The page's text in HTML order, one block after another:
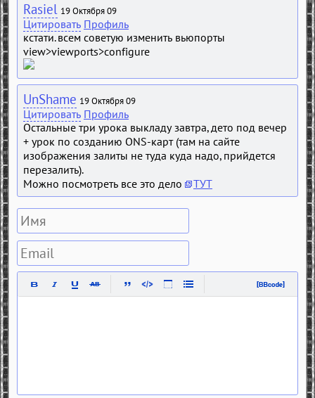
Rasiel 19 Октября 09
Цитировать Профиль
кстати. всем советую изменить вьюпорты
view>viewports>configure
UnShame 19 Октября 09
Цитировать Профиль
Остальные три урока выкладу завтра, дето под вечер
+ урок по созданию ONS-карт (там на сайте
изображения залиты не туда куда надо, прийдется
перезалить).
Можно посмотреть все это дело
ТУТ